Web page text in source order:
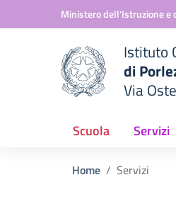
Vai ai contenuti
Vai al menu di navigazione
Ministero dell'Istruzione e
scuola
Istituto
di
Via
Scuola Servizi
Home Servizi